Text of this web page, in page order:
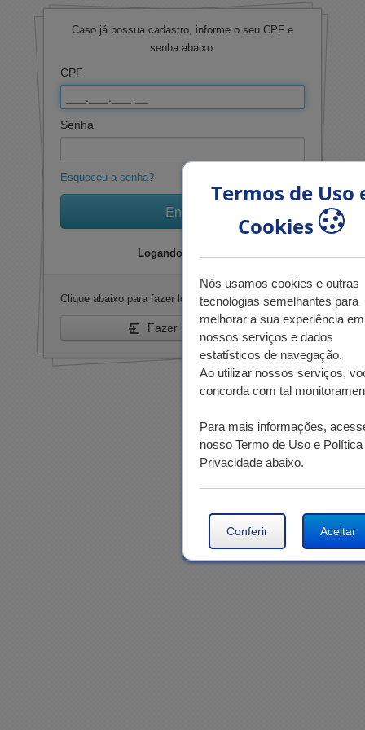
Caso já possua cadastro, informe o seu CPF e
senha abaixo.
CPF
Senha
Esqueceu a senha?
Entrar
Termos de Uso
Cookies
Nós usamos cookies e outras
tecnologias semelhantes para
melhorar a sua experiência em
nossos serviços e dados
estatísticos de navegação.
Ao utilizar nossos serviços,
concorda com tal
Para mais informações,
nosso Termo de Uso e Política
Privacidade abaixo.
Conferir Aceitar
Logando em 2025
Clique abaixo para fazer login na edição anterior:
Fazer login (2024)